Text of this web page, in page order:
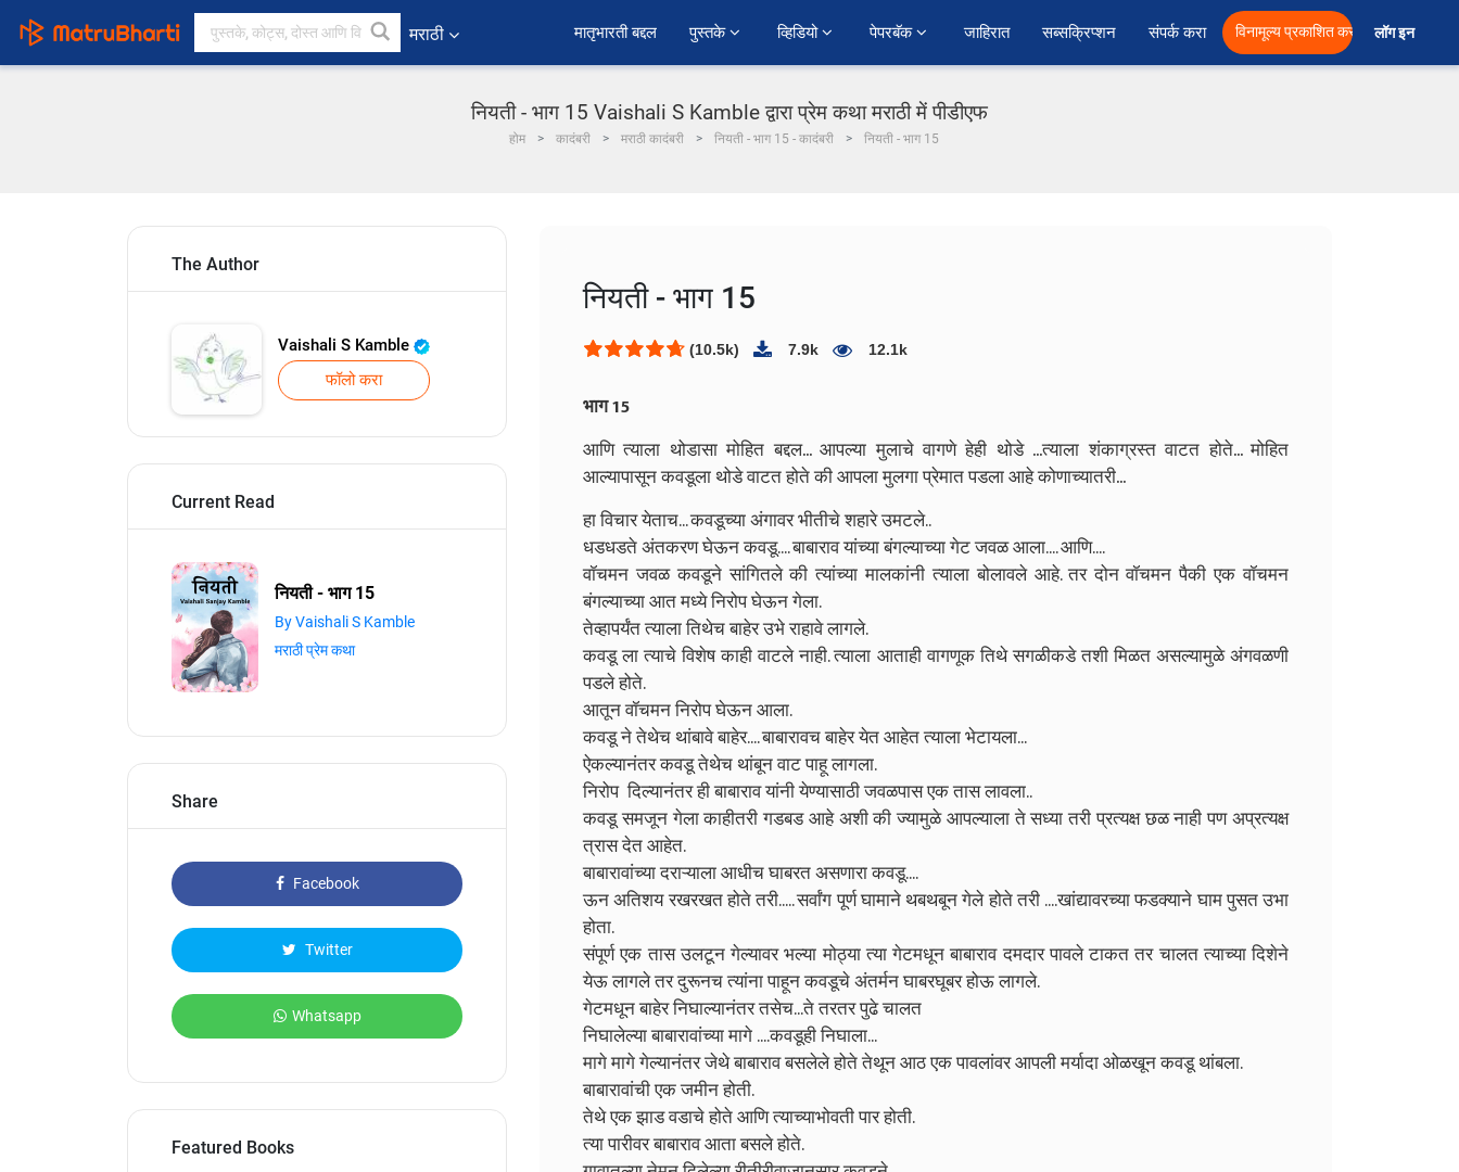
मराठी ﻿मातृभारती बद्दल पुस्तके व्हिडियो पेपरबॅक जाहिरात सब्सक्रिप्शन संपर्क करा विनामूल्य प्रकाशित करा लॉग इन
नियती - भाग 15 Vaishali S Kamble द्वारा प्रेम कथा मराठी में पीडीएफ
होम कादंबरी मराठी कादंबरी नियती - भाग 15 - कादंबरी नियती - भाग 15
The Author
Vaishali S Kamble
फॉलो करा
Current Read
नियती - भाग 15
By Vaishali S Kamble
मराठी प्रेम कथा
Share
Facebook
Twitter
Whatsapp
Featured Books
नियती - भाग 15
(10.5k) 7.9k 12.1k
भाग 15
आणि त्याला थोडासा मोहित बद्दल... आपल्या मुलाचे वागणे हेही थोडे ...त्याला शंकाग्रस्त वाटत होते... मोहित
आल्यापासून कवडूला थोडे वाटत होते की आपला मुलगा प्रेमात पडला आहे कोणाच्यातरी...
हा विचार येताच... कवडूच्या अंगावर भीतीचे शहारे उमटले..
धडधडते अंतकरण घेऊन कवडू.... बाबाराव यांच्या बंगल्याच्या गेट जवळ आला.... आणि....
वॉचमन जवळ कवडूने सांगितले की त्यांच्या मालकांनी त्याला बोलावले आहे. तर दोन वॉचमन पैकी एक वॉचमन
बंगल्याच्या आत मध्ये निरोप घेऊन गेला.
तेव्हापर्यंत त्याला तिथेच बाहेर उभे राहावे लागले.
कवडू ला त्याचे विशेष काही वाटले नाही. त्याला आताही वागणूक तिथे सगळीकडे तशी मिळत असल्यामुळे अंगवळणी
पडले होते.
आतून वॉचमन निरोप घेऊन आला.
कवडू ने तेथेच थांबावे बाहेर.... बाबारावच बाहेर येत आहेत त्याला भेटायला...
ऐकल्यानंतर कवडू तेथेच थांबून वाट पाहू लागला.
निरोप दिल्यानंतर ही बाबाराव यांनी येण्यासाठी जवळपास एक तास लावला..
कवडू समजून गेला काहीतरी गडबड आहे अशी की ज्यामुळे आपल्याला ते सध्या तरी प्रत्यक्ष छळ नाही पण अप्रत्यक्ष
त्रास देत आहेत.
बाबारावांच्या दराऱ्याला आधीच घाबरत असणारा कवडू....
ऊन अतिशय रखरखत होते तरी..... सर्वांग पूर्ण घामाने थबथबून गेले होते तरी ....खांद्यावरच्या फडक्याने घाम पुसत उभा
होता.
संपूर्ण एक तास उलटून गेल्यावर भल्या मोठ्या त्या गेटमधून बाबाराव दमदार पावले टाकत तर चालत त्याच्या दिशेने
येऊ लागले तर दुरूनच त्यांना पाहून कवडूचे अंतर्मन घाबरघूबर होऊ लागले.
गेटमधून बाहेर निघाल्यानंतर तसेच...ते तरतर पुढे चालत
निघालेल्या बाबारावांच्या मागे ....कवडूही निघाला...
मागे मागे गेल्यानंतर जेथे बाबाराव बसलेले होते तेथून आठ एक पावलांवर आपली मर्यादा ओळखून कवडू थांबला.
बाबारावांची एक जमीन होती.
तेथे एक झाड वडाचे होते आणि त्याच्याभोवती पार होती.
त्या पारीवर बाबाराव आता बसले होते.